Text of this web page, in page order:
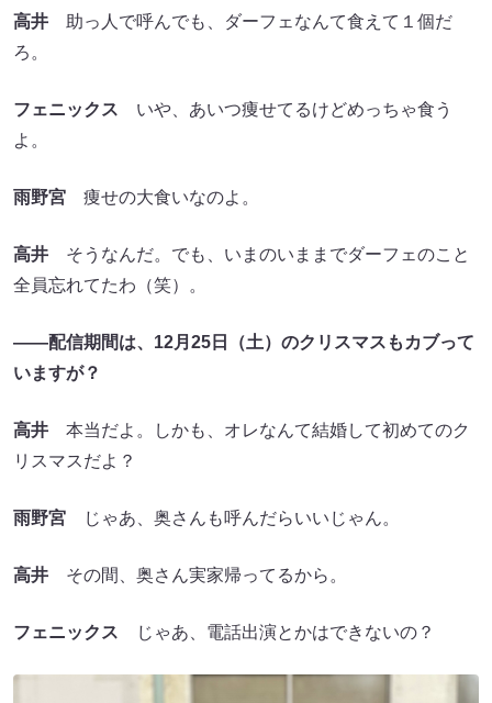
高井 助っ人で呼んでも、ダーフェなんて食えて１個だ
ろ。
フェニックス いや、あいつ痩せてるけどめっちゃ食う
よ。
雨野宮 痩せの大食いなのよ。
高井 そうなんだ。でも、いまのいままでダーフェのこと
全員忘れてたわ（笑）。
――配信期間は、12月25日（土）のクリスマスもカブって
いますが？
高井 本当だよ。しかも、オレなんて結婚して初めてのク
リスマスだよ？
雨野宮 じゃあ、奥さんも呼んだらいいじゃん。
高井 その間、奥さん実家帰ってるから。
フェニックス じゃあ、電話出演とかはできないの？